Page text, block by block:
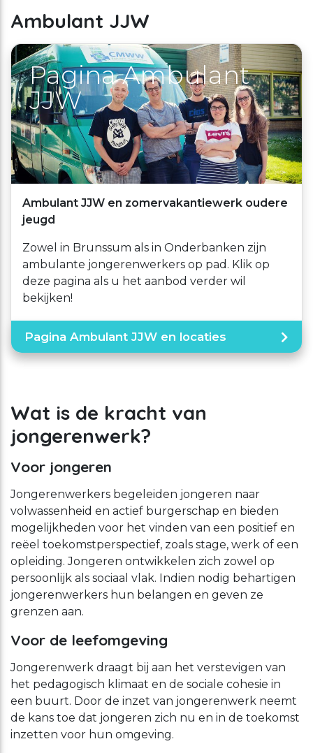
Ambulant JJW
Pagina Ambulant
JJW
Ambulant JJW en zomervakantiewerk oudere
jeugd
Zowel in Brunssum als in Onderbanken zijn
ambulante jongerenwerkers op pad. Klik op
deze pagina als u het aanbod verder wil
bekijken!
Pagina Ambulant JJW en locaties
Wat is de kracht van
jongerenwerk?
Voor jongeren
Jongerenwerkers begeleiden jongeren naar
volwassenheid en actief burgerschap en bieden
mogelijkheden voor het vinden van een positief en
reëel toekomstperspectief, zoals stage, werk of een
opleiding. Jongeren ontwikkelen zich zowel op
persoonlijk als sociaal vlak. Indien nodig behartigen
jongerenwerkers hun belangen en geven ze
grenzen aan.
Voor de leefomgeving
Jongerenwerk draagt bij aan het verstevigen van
het pedagogisch klimaat en de sociale cohesie in
een buurt. Door de inzet van jongerenwerk neemt
de kans toe dat jongeren zich nu en in de toekomst
inzetten voor hun omgeving.